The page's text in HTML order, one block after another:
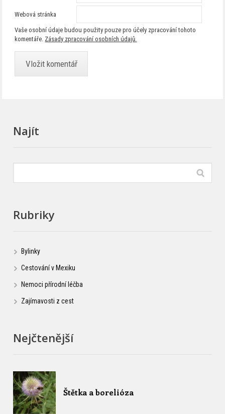
Webová stránka
Vaše osobní údaje budou použity pouze pro účely zpracování tohoto
komentáře. Zásady zpracování osobních údajů.
Najít
Rubriky
Bylinky
Cestování v Mexiku
Nemoci přírodní léčba
Zajímavosti z cest
Nejčtenější
Štětka a borelióza